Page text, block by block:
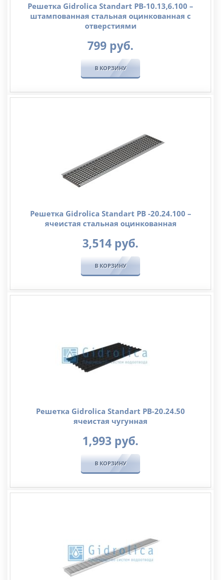
Решетка Gidrolica Standart РВ-10.13,6.100 –
штампованная стальная оцинкованная с
отверстиями
799 руб.
В КОРЗИНУ
Решетка Gidrolica Standart РВ -20.24.100 –
ячеистая стальная оцинкованная
3,514 руб.
В КОРЗИНУ
Решетка Gidrolica Standart РВ-20.24.50
ячеистая чугунная
1,993 руб.
В КОРЗИНУ